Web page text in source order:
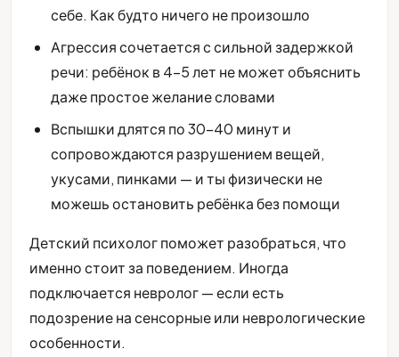
себе. Как будто ничего не произошло
Агрессия сочетается с сильной задержкой
речи: ребёнок в 4-5 лет не может объяснить
даже простое желание словами
Вспышки длятся по 30-40 минут и
сопровождаются разрушением вещей,
укусами, пинками — и ты физически не
можешь остановить ребёнка без помощи
Детский психолог поможет разобраться, что
именно стоит за поведением. Иногда
подключается невролог — если есть
подозрение на сенсорные или неврологические
особенности.